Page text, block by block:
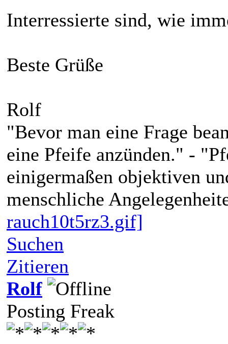
Interressierte sind, wie
Beste Grüße
Rolf
"Bevor man eine Frage
eine Pfeife anzünden." -
einigermaßen objektiven
menschliche
rauch10t5rz3.gif]
Suchen
Zitieren
Rolf
Posting Freak